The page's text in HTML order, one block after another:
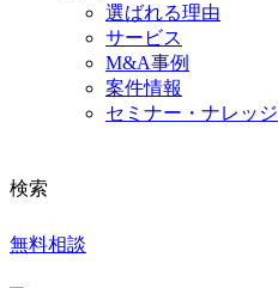
選ばれる理由
サービス
M&A事例
案件情報
セミナー・ナレッジ
検索
無料相談